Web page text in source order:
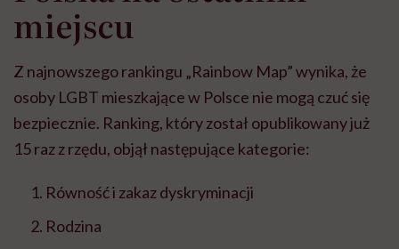
miejscu
Z najnowszego rankingu „Rainbow Map” wynika, że
osoby LGBT mieszkające w Polsce nie mogą czuć się
bezpiecznie. Ranking, który został opublikowany już
15 raz z rzędu, objął następujące kategorie:
Równość i zakaz dyskryminacji
Rodzina